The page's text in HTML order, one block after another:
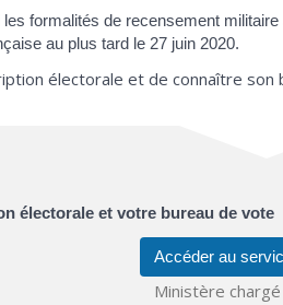
formalités de recensement
au plus tard le 27 juin 2020.
électorale et de connaître son
électorale et votre bureau de vote
Accéder au
Ministère